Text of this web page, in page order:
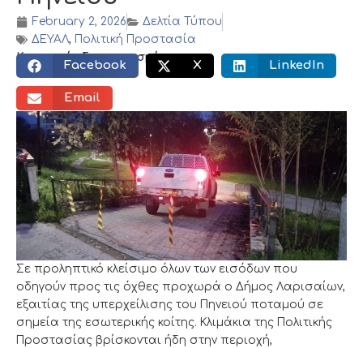
February 2, 2026
Δελτία Τύπου
ΔΕΥΑΛ,
Πολιτική Προστασία
Κοινωνικός διαμοιρασμός:
Facebook X LinkedIn
Email
Σε προληπτικό κλείσιμο όλων των εισόδων που
οδηγούν προς τις όχθες προχωρά ο Δήμος Λαρισαίων,
εξαιτίας της υπερχείλισης του Πηνειού ποταμού σε
σημεία της εσωτερικής κοίτης. Κλιμάκια της Πολιτικής
Προστασίας βρίσκονται ήδη στην περιοχή,